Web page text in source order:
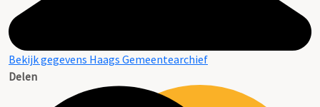
Bekijk gegevens Haags Gemeentearchief
Delen